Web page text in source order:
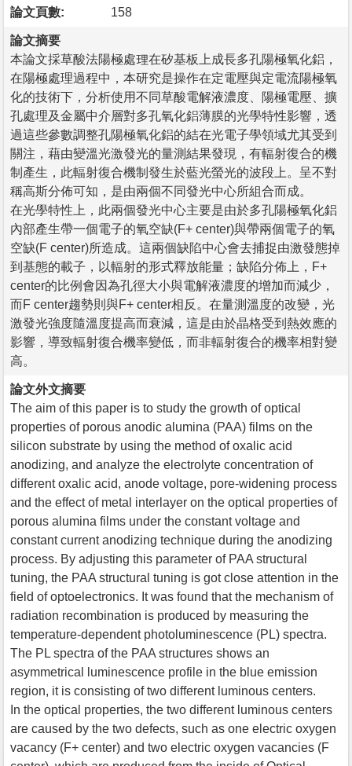
論文頁數: 158
論文摘要
本論文採草酸法陽極處理在矽基板上成長多孔陽極氧化鋁，
在陽極處理過程中，本研究是操作在定電壓與定電流陽極氧
化的技術下，分析使用不同草酸電解液濃度、陽極電壓、擴
孔處理及金屬中介層對多孔氧化鋁薄膜的光學特性影響，透
過這些參數調整孔陽極氧化鋁的結在光電子學領域尤其受到
關注，藉由變溫光激發光的量測結果發現，有輻射復合的機
制產生，此輻射復合機制發生於藍光螢光的波段上。呈不對
稱高斯分佈可知，是由兩個不同發光中心所組合而成。
在光學特性上，此兩個發光中心主要是由於多孔陽極氧化鋁
內部產生帶一個電子的氧空缺(F+ center)與帶兩個電子的氧
空缺(F center)所造成。這兩個缺陷中心會去捕捉由激發態掉
到基態的載子，以輻射的形式釋放能量；缺陷分佈上，F+
center的比例會因為孔徑大小與電解液濃度的增加而減少，
而F center趨勢則與F+ center相反。在量測溫度的改變，光
激發光強度隨溫度提高而衰減，這是由於晶格受到熱效應的
影響，導致輻射復合機率變低，而非輻射復合的機率相對變
高。
論文外文摘要
The aim of this paper is to study the growth of optical
properties of porous anodic alumina (PAA) films on the
silicon substrate by using the method of oxalic acid
anodizing, and analyze the electrolyte concentration of
different oxalic acid, anode voltage, pore-widening process
and the effect of metal interlayer on the optical properties of
porous alumina films under the constant voltage and
constant current anodizing technique during the anodizing
process. By adjusting this parameter of PAA structural
tuning, the PAA structural tuning is got close attention in the
field of optoelectronics. It was found that the mechanism of
radiation recombination is produced by measuring the
temperature-dependent photoluminescence (PL) spectra.
The PL spectra of the PAA structures shows an
asymmetrical luminescence profile in the blue emission
region, it is consisting of two different luminous centers.
In the optical properties, the two different luminous centers
are caused by the two defects, such as one electric oxygen
vacancy (F+ center) and two electric oxygen vacancies (F